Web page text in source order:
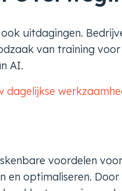
uitdagingen.
van training
AI.
dagelijkse
voordelen
en optimaliseren.